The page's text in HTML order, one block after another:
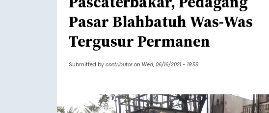
Pasar Blahbatuh Was-Was
Tergusur Permanen
Submitted by contributor on Wed, 06/16/2021 - 19:55